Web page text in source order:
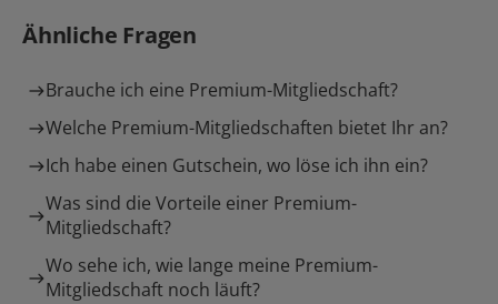
Ähnliche Fragen
Brauche ich eine Premium-Mitgliedschaft?
Welche Premium-Mitgliedschaften bietet Ihr an?
Ich habe einen Gutschein, wo löse ich ihn ein?
Was sind die Vorteile einer Premium-
Mitgliedschaft?
Wo sehe ich, wie lange meine Premium-
Mitgliedschaft noch läuft?